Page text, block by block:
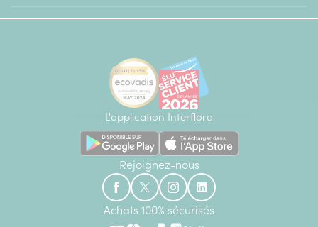
L'application Interflora
Rejoignez-nous
Achats 100% sécurisés